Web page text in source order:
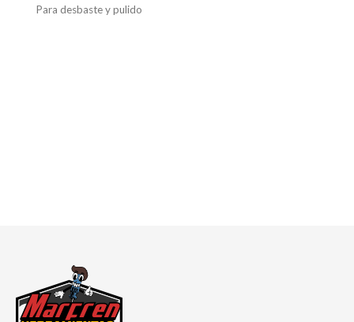
Para desbaste y pulido